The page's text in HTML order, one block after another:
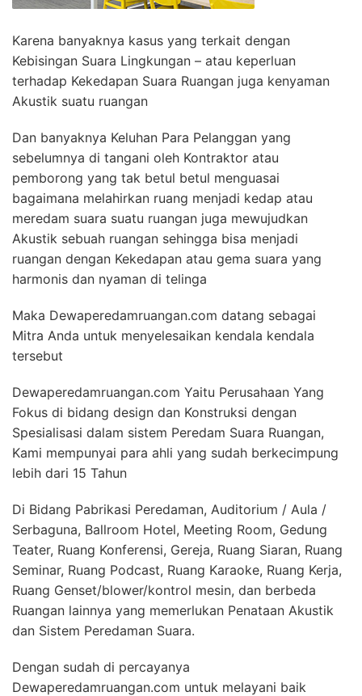
Karena banyaknya kasus yang terkait dengan
Kebisingan Suara Lingkungan – atau keperluan
terhadap Kekedapan Suara Ruangan juga kenyaman
Akustik suatu ruangan
Dan banyaknya Keluhan Para Pelanggan yang
sebelumnya di tangani oleh Kontraktor atau
pemborong yang tak betul betul menguasai
bagaimana melahirkan ruang menjadi kedap atau
meredam suara suatu ruangan juga mewujudkan
Akustik sebuah ruangan sehingga bisa menjadi
ruangan dengan Kekedapan atau gema suara yang
harmonis dan nyaman di telinga
Maka Dewaperedamruangan.com datang sebagai
Mitra Anda untuk menyelesaikan kendala kendala
tersebut
Dewaperedamruangan.com Yaitu Perusahaan Yang
Fokus di bidang design dan Konstruksi dengan
Spesialisasi dalam sistem Peredam Suara Ruangan,
Kami mempunyai para ahli yang sudah berkecimpung
lebih dari 15 Tahun
Di Bidang Pabrikasi Peredaman, Auditorium / Aula /
Serbaguna, Ballroom Hotel, Meeting Room, Gedung
Teater, Ruang Konferensi, Gereja, Ruang Siaran, Ruang
Seminar, Ruang Podcast, Ruang Karaoke, Ruang Kerja,
Ruang Genset/blower/kontrol mesin, dan berbeda
Ruangan lainnya yang memerlukan Penataan Akustik
dan Sistem Peredaman Suara.
Dengan sudah di percayanya
Dewaperedamruangan.com untuk melayani baik